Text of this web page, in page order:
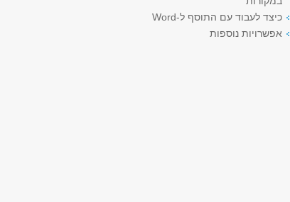
כיצד לעבוד עם התוסף ל-Word
אפשרויות נוספות